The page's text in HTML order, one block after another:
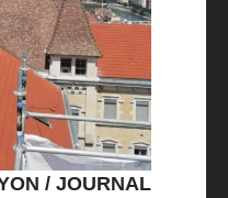
/ JOURNAL